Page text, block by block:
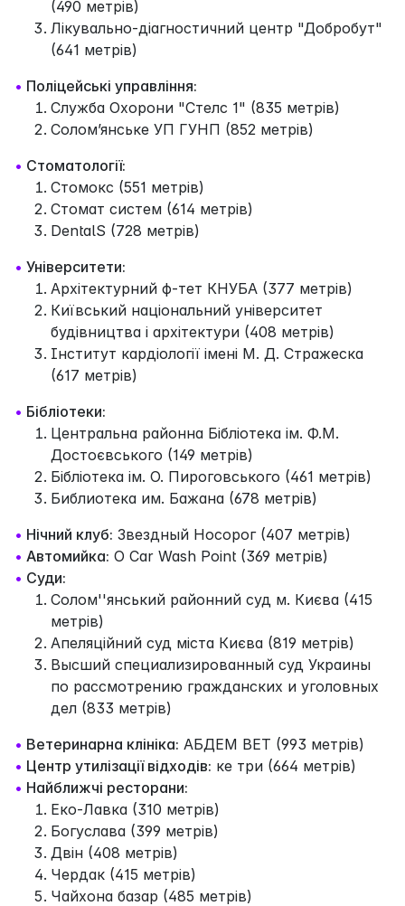
(490 метрів)
Лікувально-діагностичний центр "Добробут"
(641 метрів)
• Поліцейські управління:
Служба Охорони "Стелс 1" (835 метрів)
Солом’янське УП ГУНП (852 метрів)
• Стоматології:
Стомокс (551 метрів)
Стомат систем (614 метрів)
DentalS (728 метрів)
• Університети:
Архітектурний ф-тет КНУБА (377 метрів)
Київський національний університет
будівництва і архітектури (408 метрів)
Інститут кардіології імені М. Д. Стражеска
(617 метрів)
• Бібліотеки:
Центральна районна Бібліотека ім. Ф.М.
Достоєвського (149 метрів)
Бібліотека ім. О. Пироговського (461 метрів)
Библиотека им. Бажана (678 метрів)
• Нічний клуб: Звездный Носорог (407 метрів)
• Автомийка: O Car Wash Point (369 метрів)
• Суди:
Солом''янський районний суд м. Києва (415
метрів)
Апеляційний суд міста Києва (819 метрів)
Высший специализированный суд Украины
по рассмотрению гражданских и уголовных
дел (833 метрів)
• Ветеринарна клініка: АБДЕМ ВЕТ (993 метрів)
• Центр утилізації відходів: ке три (664 метрів)
• Найближчі ресторани:
Еко-Лавка (310 метрів)
Богуслава (399 метрів)
Двін (408 метрів)
Чердак (415 метрів)
Чайхона базар (485 метрів)